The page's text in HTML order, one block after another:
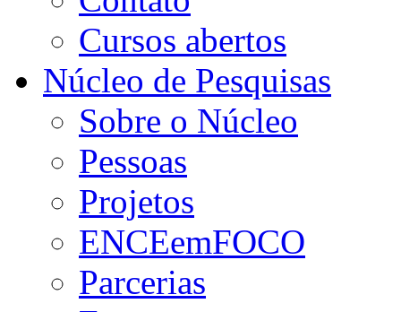
Cursos abertos
Núcleo de Pesquisas
Sobre o Núcleo
Pessoas
Projetos
ENCEemFOCO
Parcerias